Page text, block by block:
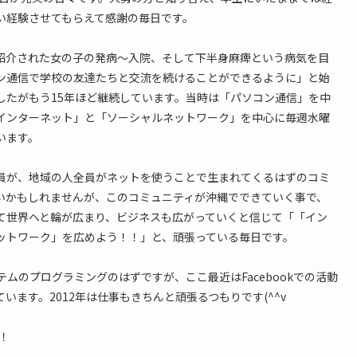
験させてもらえて感謝の毎日です。
された女の子の発病〜入院、そして下半身麻痺という病気を目
信で学校の友達たちと交流を続けることができるように」と始
がもう15年ほど継続しています。当時は「パソコン通信」を中
ターネット」と「ソーシャルネットワーク」を中心に毎週水曜
す。
、地域の人全員がネットを使うことで生まれてくるはずのコミ
もしれませんが、このコミュニティが沖縄でできていく事で、
界へと輪が広まり、ビジネスも広がっていくと信じて「「イン
ワーク」を広めよう！！」と、頑張っている毎日です。
ムのプログラミングのはずですが、ここ最近はFacebookでの活動
います。2012年は仕事もきちんと頑張るつもりです(^^v